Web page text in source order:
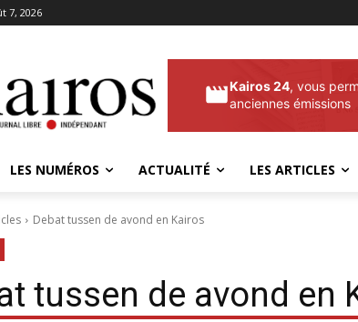
7, 2026
Kairos 24, vous
anciennes émissions
LES NUMÉROS ACTUALITÉ LES ARTICLES
Debat tussen de avond en Kairos
tussen de avond en